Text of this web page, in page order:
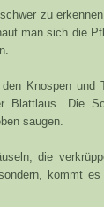
zu
man sich die
Knospen und
Blattlaus. Die
saugen.
die
kommt